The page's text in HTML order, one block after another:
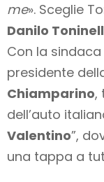
me». Sceglie
Danilo
Con la sindaca
presidente
Chiamparino,
dell’auto
Valentino”,
una tappa a